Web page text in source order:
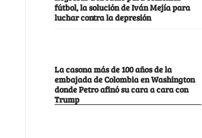
fútbol, la solución de Iván Mejía para
luchar contra la depresión
La casona más de 100 años de la
embajada de Colombia en Washington
donde Petro afinó su cara a cara con
Trump